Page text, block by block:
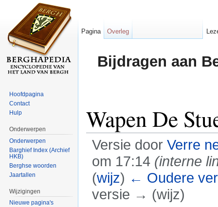
Bijdragen aan
Wapen De
Versie door Verre
om 17:14 (interne
(wijz) ← Oudere
versie → (wijz)
Pagina Overleg
Hoofdpagina
Contact
Hulp
Onderwerpen
Onderwerpen
Barghief Index (Archief
HKB)
Berghse woorden
Jaartallen
Wijzigingen
Nieuwe pagina's